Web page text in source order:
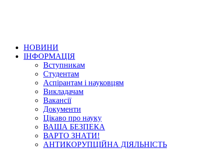
НОВИНИ
ІНФОРМАЦІЯ
Вступникам
Студентам
Аспірантам і науковцям
Викладачам
Вакансії
Документи
Цікаво про науку
ВАША БЕЗПЕКА
ВАРТО ЗНАТИ!
АНТИКОРУПЦІЙНА ДІЯЛЬНІСТЬ